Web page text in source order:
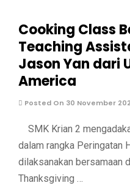
Cooking Class
Teaching
Jason Yan dari
America
Posted On 30 November
SMK Krian 2
dalam rangka Peringatan
dilaksanakan bersamaan
Thanksgiving …